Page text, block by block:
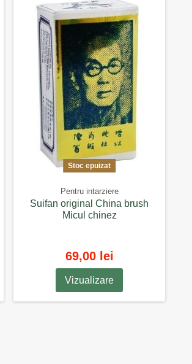
Stoc epuizat
Pentru intarziere
Suifan original China brush
Micul chinez
69,00 lei
Vizualizare